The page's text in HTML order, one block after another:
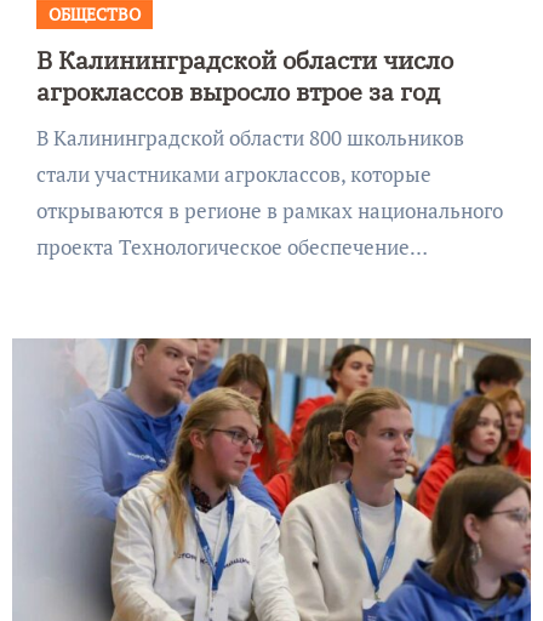
ОБЩЕСТВО
В Калининградской области число
агроклассов выросло втрое за год
В Калининградской области 800 школьников
стали участниками агроклассов, которые
открываются в регионе в рамках национального
проекта Технологическое обеспечение…